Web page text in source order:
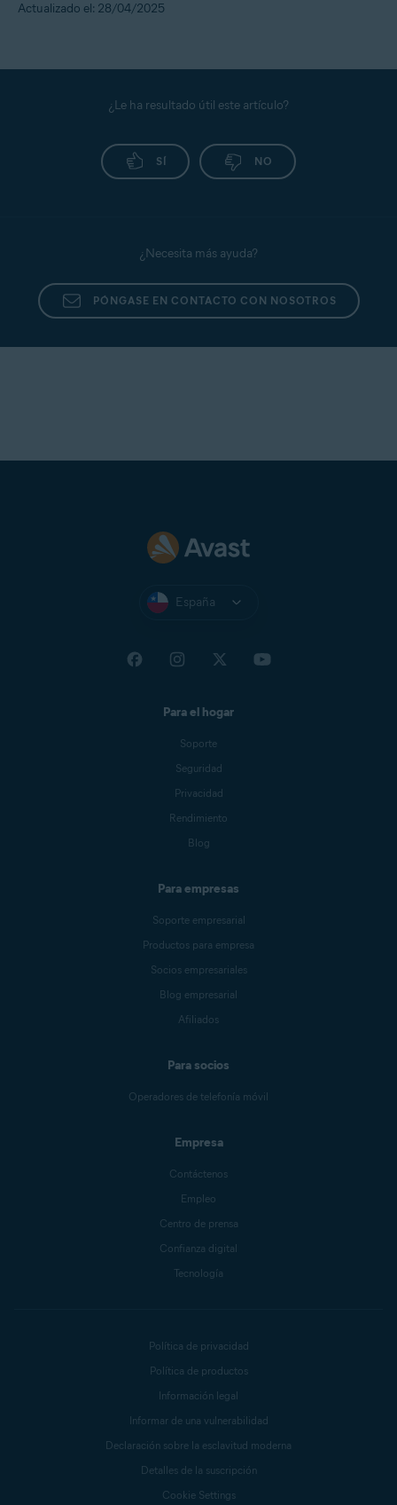
Actualizado el: 28/04/2025
¿Le ha resultado útil este artículo?
SÍ NO
¿Necesita más ayuda?
PÓNGASE EN CONTACTO CON NOSOTROS
España
Para el hogar
Soporte
Seguridad
Privacidad
Rendimiento
Blog
Para empresas
Soporte empresarial
Productos para empresa
Socios empresariales
Blog empresarial
Afiliados
Para socios
Operadores de telefonía móvil
Empresa
Contáctenos
Empleo
Centro de prensa
Confianza digital
Tecnología
Política de privacidad
Política de productos
Información legal
Informar de una vulnerabilidad
Declaración sobre la esclavitud moderna
Detalles de la suscripción
Cookie Settings